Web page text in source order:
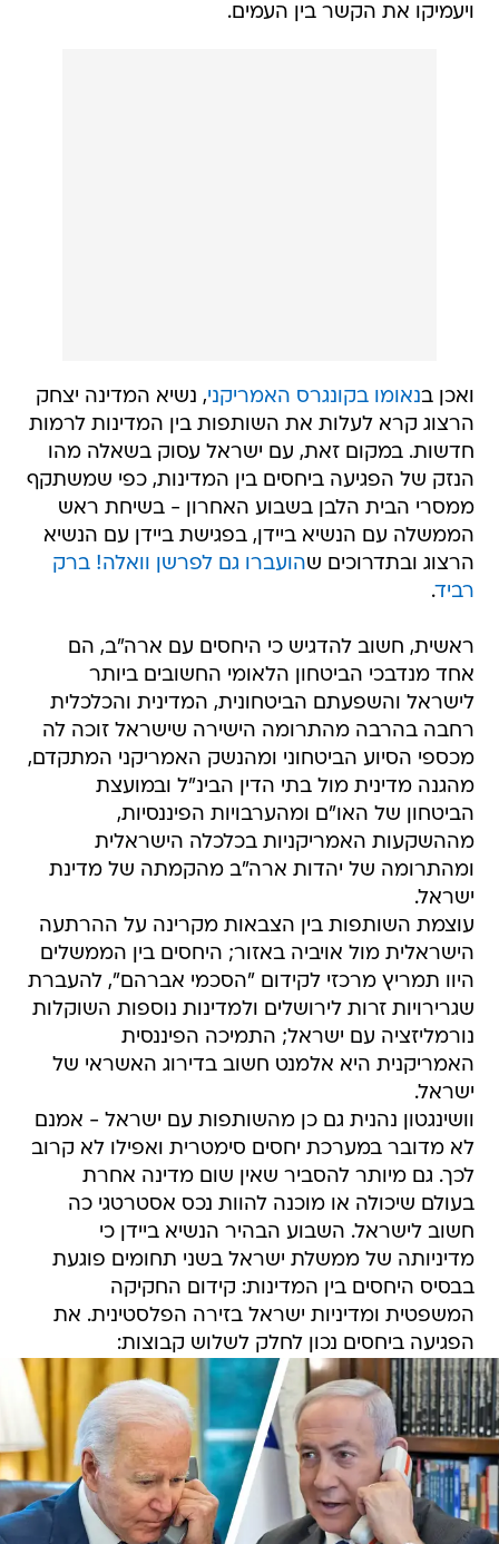
ויעמיקו את הקשר בין העמים.
ואכן בנאומו בקונגרס האמריקני, נשיא המדינה יצחק
הרצוג קרא לעלות את השותפות בין המדינות לרמות
חדשות. במקום זאת, עם ישראל עסוק בשאלה מהו
הנזק של הפגיעה ביחסים בין המדינות, כפי שמשתקף
ממסרי הבית הלבן בשבוע האחרון - בשיחת ראש
הממשלה עם הנשיא ביידן, בפגישת ביידן עם הנשיא
הרצוג ובתדרוכים שהועברו גם לפרשן וואלה! ברק
רביד.
ראשית, חשוב להדגיש כי היחסים עם ארה"ב, הם
אחד מנדבכי הביטחון הלאומי החשובים ביותר
לישראל והשפעתם הביטחונית, המדינית והכלכלית
רחבה בהרבה מהתרומה הישירה שישראל זוכה לה
מכספי הסיוע הביטחוני ומהנשק האמריקני המתקדם,
מהגנה מדינית מול בתי הדין הבינ"ל ובמועצת
הביטחון של האו"ם ומהערבויות הפיננסיות,
מההשקעות האמריקניות בכלכלה הישראלית
ומהתרומה של יהדות ארה"ב מהקמתה של מדינת
ישראל.
עוצמת השותפות בין הצבאות מקרינה על ההרתעה
הישראלית מול אויביה באזור; היחסים בין הממשלים
היוו תמריץ מרכזי לקידום "הסכמי אברהם", להעברת
שגרירויות זרות לירושלים ולמדינות נוספות השוקלות
נורמליזציה עם ישראל; התמיכה הפיננסית
האמריקנית היא אלמנט חשוב בדירוג האשראי של
ישראל.
וושינגטון נהנית גם כן מהשותפות עם ישראל - אמנם
לא מדובר במערכת יחסים סימטרית ואפילו לא קרוב
לכך. גם מיותר להסביר שאין שום מדינה אחרת
בעולם שיכולה או מוכנה להוות נכס אסטרטגי כה
חשוב לישראל. השבוע הבהיר הנשיא ביידן כי
מדיניותה של ממשלת ישראל בשני תחומים פוגעת
בבסיס היחסים בין המדינות: קידום החקיקה
המשפטית ומדיניות ישראל בזירה הפלסטינית. את
הפגיעה ביחסים נכון לחלק לשלוש קבוצות: